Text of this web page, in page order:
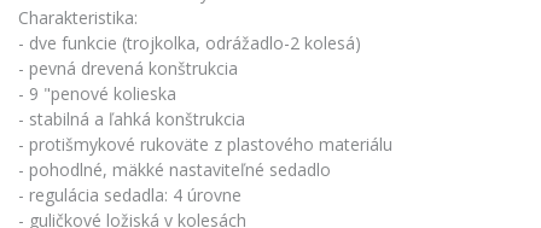
Charakteristika:
- dve funkcie (trojkolka, odrážadlo-2 kolesá)
- pevná drevená konštrukcia
- 9 "penové kolieska
- stabilná a ľahká konštrukcia
- protišmykové rukoväte z plastového materiálu
- pohodlné, mäkké nastaviteľné sedadlo
- regulácia sedadla: 4 úrovne
- guličkové ložiská v kolesách